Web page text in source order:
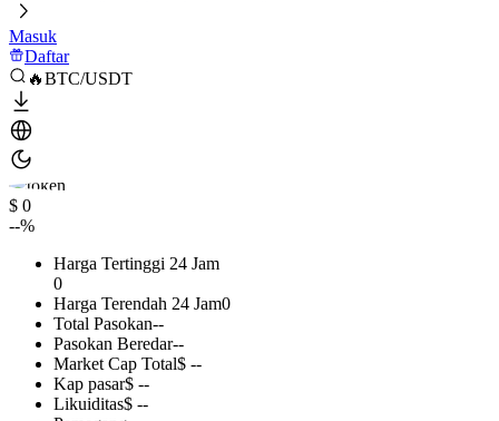
Masuk
Daftar
🔥BTC/USDT
$ 0
--%
Harga Tertinggi 24 Jam
0
Harga Terendah 24 Jam0
Total Pasokan--
Pasokan Beredar--
Market Cap Total$ --
Kap pasar$ --
Likuiditas$ --